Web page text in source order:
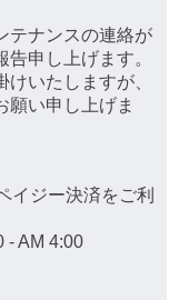
テナンスの連絡が
申し上げます。
いたしますが、
願い申し上げま
イジー決済をご利
- AM 4:00